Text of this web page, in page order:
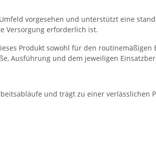
vorgesehen und unterstützt eine
Versorgung erforderlich ist.
Produkt sowohl für den routinemäßigen
Ausführung und dem jeweiligen
und trägt zu einer verlässlichen